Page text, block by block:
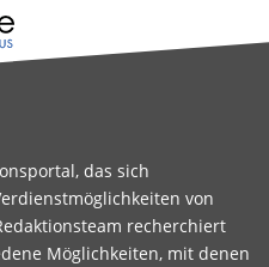
das sich
von
recherchiert
Möglichkeiten, mit denen